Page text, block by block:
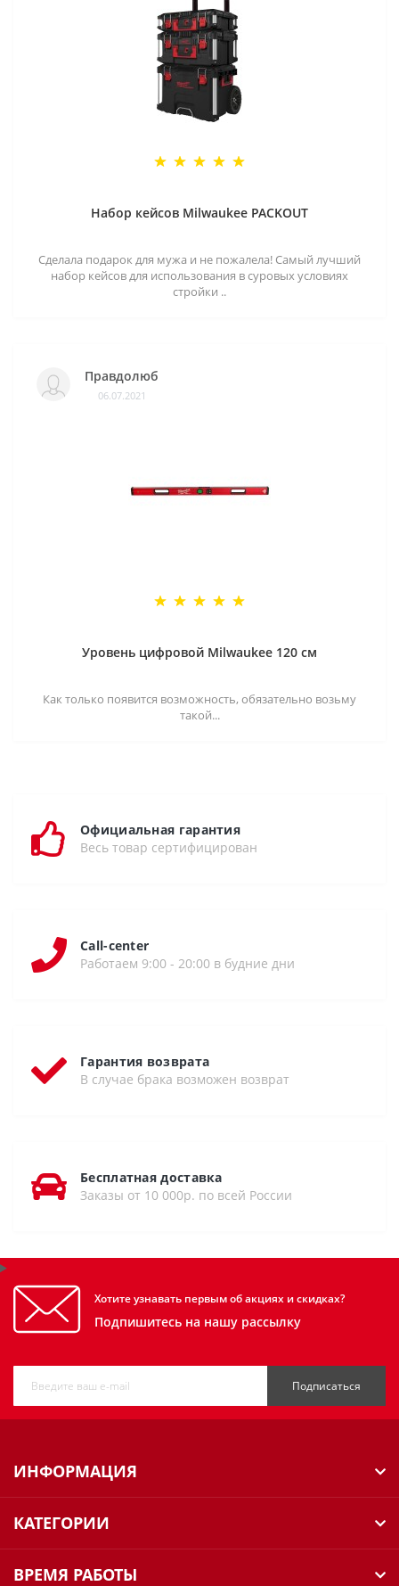
Набор кейсов Milwaukee PACKOUT
Сделала подарок для мужа и не пожалела! Самый лучший
набор кейсов для использования в суровых условиях
стройки ..
Правдолюб
06.07.2021
Уровень цифровой Milwaukee 120 см
Как только появится возможность, обязательно возьму
такой...
Официальная гарантия
Весь товар сертифицирован
Call-center
Работаем 9:00 - 20:00 в будние дни
Гарантия возврата
В случае брака возможен возврат
Бесплатная доставка
Заказы от 10 000р. по всей России
Хотите узнавать первым об акциях и скидках?
Подпишитесь на нашу рассылку
Подписаться
ИНФОРМАЦИЯ
КАТЕГОРИИ
ВРЕМЯ РАБОТЫ